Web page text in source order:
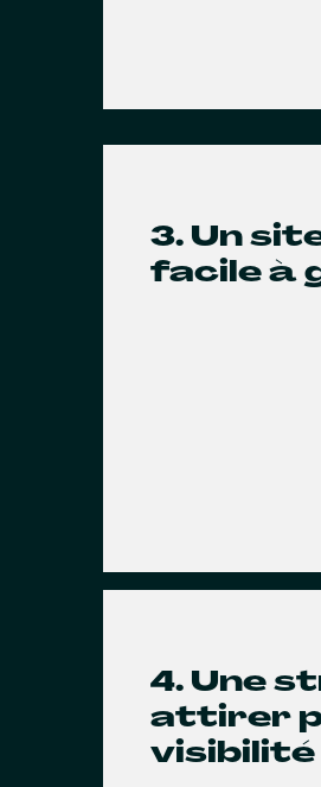
3. Un
facile à
4. Une
attirer
visibilité